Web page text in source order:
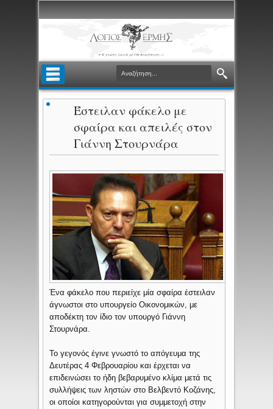
Έστειλαν φάκελο με
σφαίρα και απειλές στον
Γιάννη Στουρνάρα
Ένα φάκελο που περιείχε μία σφαίρα έστειλαν
άγνωστοι στο υπουργείο Οικονομικών, με
αποδέκτη τον ίδιο τον υπουργό Γιάννη
Στουρνάρα.
Το γεγονός έγινε γνωστό το απόγευμα της
Δευτέρας 4 Φεβρουαρίου και έρχεται να
επιδεινώσει το ήδη βεβαρυμένο κλίμα μετά τις
συλλήψεις των ληστών στο Βελβεντό Κοζάνης,
οι οποίοι κατηγορούνται για συμμετοχή στην